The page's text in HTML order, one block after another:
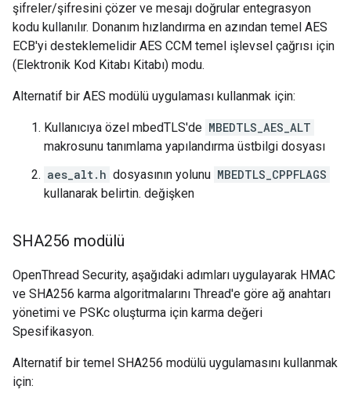
şifreler/şifresini çözer ve mesajı doğrular entegrasyon
kodu kullanılır. Donanım hızlandırma en azından temel AES
ECB'yi desteklemelidir AES CCM temel işlevsel çağrısı için
(Elektronik Kod Kitabı Kitabı) modu.
Alternatif bir AES modülü uygulaması kullanmak için:
Kullanıcıya özel mbedTLS'de MBEDTLS_AES_ALT
makrosunu tanımlama yapılandırma üstbilgi dosyası
aes_alt.h dosyasının yolunu MBEDTLS_CPPFLAGS
kullanarak belirtin. değişken
SHA256 modülü
OpenThread Security, aşağıdaki adımları uygulayarak HMAC
ve SHA256 karma algoritmalarını Thread'e göre ağ anahtarı
yönetimi ve PSKc oluşturma için karma değeri
Spesifikasyon.
Alternatif bir temel SHA256 modülü uygulamasını kullanmak
için: